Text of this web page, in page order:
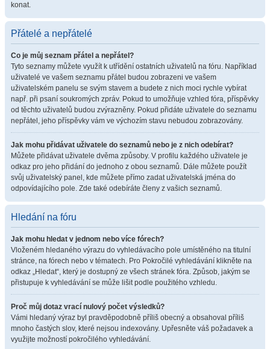
konat.
Přátelé a nepřátelé
Co je můj seznam přátel a nepřátel?
Tyto seznamy můžete využít k utřídění ostatních uživatelů na fóru. Například
uživatelé ve vašem seznamu přátel budou zobrazeni ve vašem
uživatelském panelu se svým stavem a budete z nich moci rychle vybírat
např. při psaní soukromých zpráv. Pokud to umožňuje vzhled fóra, příspěvky
od těchto uživatelů budou zvýrazněny. Pokud přidáte uživatele do seznamu
nepřátel, jeho příspěvky vám ve výchozím stavu nebudou zobrazovány.
Jak mohu přidávat uživatele do seznamů nebo je z nich odebírat?
Můžete přidávat uživatele dvěma způsoby. V profilu každého uživatele je
odkaz pro jeho přidání do jednoho z obou seznamů. Dále můžete použít
svůj uživatelský panel, kde můžete přímo zadat uživatelská jména do
odpovídajícího pole. Zde také odebíráte členy z vašich seznamů.
Hledání na fóru
Jak mohu hledat v jednom nebo více fórech?
Vloženém hledaného výrazu do vyhledávacího pole umístěného na titulní
stránce, na fórech nebo v tématech. Pro Pokročilé vyhledávání klikněte na
odkaz „Hledat“, který je dostupný ze všech stránek fóra. Způsob, jakým se
přistupuje k vyhledávání se může lišit podle použitého vzhledu.
Proč můj dotaz vrací nulový počet výsledků?
Vámi hledaný výraz byl pravděpodobně příliš obecný a obsahoval příliš
mnoho častých slov, které nejsou indexovány. Upřesněte váš požadavek a
využijte možností pokročilého vyhledávání.